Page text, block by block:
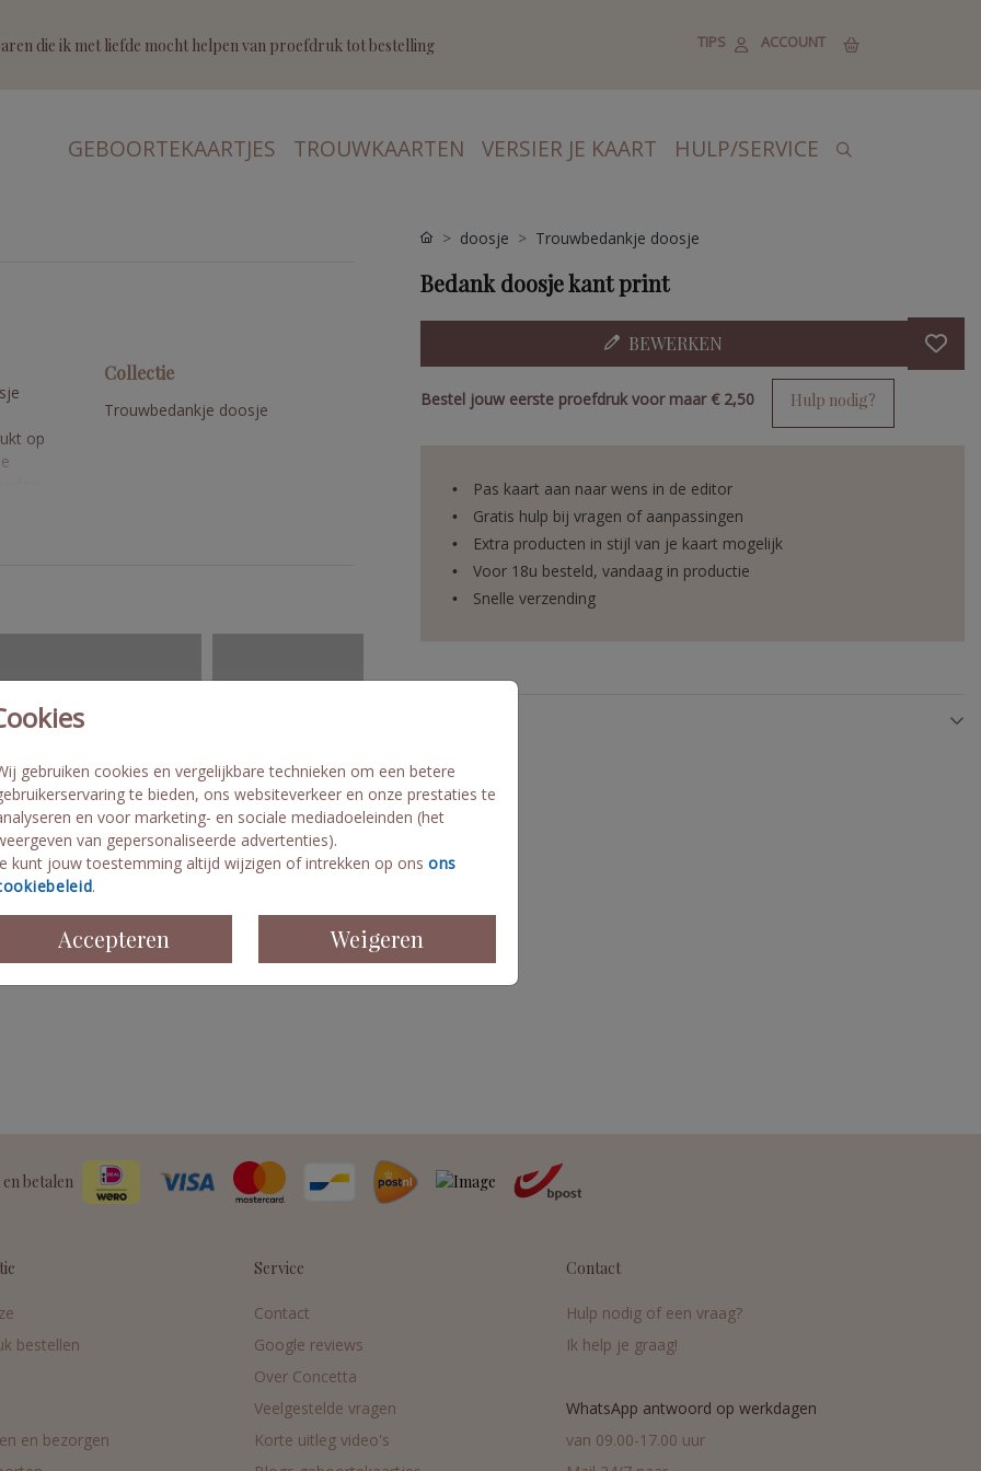
die ik met liefde mocht helpen van proefdruk tot bestelling TIPS ACCOUNT
GEBOORTEKAARTJES TROUWKAARTEN VERSIER JE KAART HULP/SERVICE
gebruiken cookies en vergelijkbare technieken om een betere
te bieden, ons websiteverkeer en onze prestaties te
en voor marketing- en sociale mediadoeleinden (het
van gepersonaliseerde advertenties).
kunt jouw toestemming altijd wijzigen of intrekken op ons ons
.
Accepteren Weigeren
op
Collectie
Trouwbedankje doosje
doosje Trouwbedankje doosje
Bedank doosje kant print
BEWERKEN
Bestel jouw eerste proefdruk voor maar € 2,50 Hulp nodig?
Pas kaart aan naar wens in de editor
Gratis hulp bij vragen of aanpassingen
Extra producten in stijl van je kaart mogelijk
Voor 18u besteld, vandaag in productie
Snelle verzending
betalen
bestellen
en bezorgen
Service
Contact
Google reviews
Over Concetta
Veelgestelde vragen
Korte uitleg video's
Contact
Hulp nodig of een vraag?
Ik help je graag!
WhatsApp antwoord op werkdagen
van 09.00-17.00 uur